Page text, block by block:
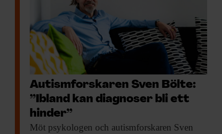
Autismforskaren Sven Bölte:
”Ibland kan diagnoser bli ett
hinder”
Möt psykologen och autismforskaren Sven